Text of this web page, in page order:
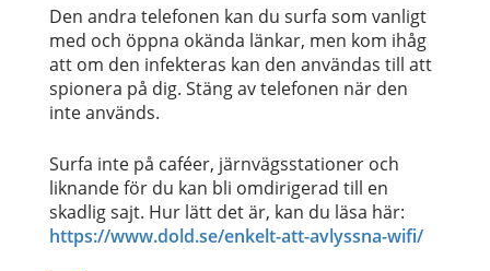
Den andra telefonen kan du surfa som vanligt
med och öppna okända länkar, men kom ihåg
att om den infekteras kan den användas till att
spionera på dig. Stäng av telefonen när den
inte används.
Surfa inte på caféer, järnvägsstationer och
liknande för du kan bli omdirigerad till en
skadlig sajt. Hur lätt det är, kan du läsa här:
https://www.dold.se/enkelt-att-avlyssna-wifi/